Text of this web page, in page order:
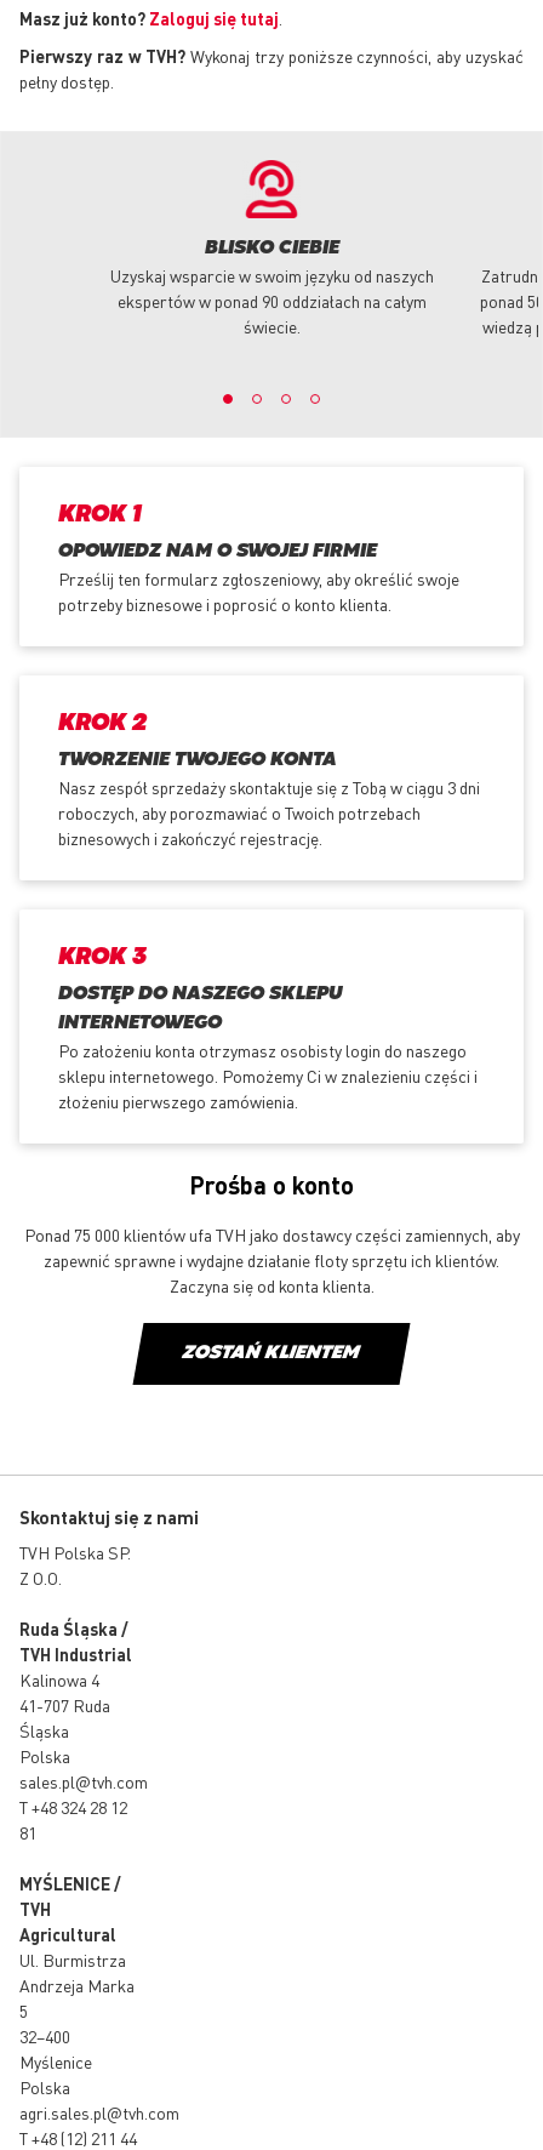
Masz już konto? Zaloguj się tutaj
Pierwszy raz w TVH? Wykonaj trzy poniższe czynności, aby uzyskać
pełny dostęp.
BLISKO CIEBIE
Uzyskaj wsparcie w swoim języku od naszych
ekspertów w ponad 90 oddziałach na całym
świecie.
ponad
wiedzą
KROK 1
OPOWIEDZ NAM O SWOJEJ FIRMIE
Prześlij ten formularz zgłoszeniowy, aby określić swoje
potrzeby biznesowe i poprosić o konto klienta.
KROK 2
TWORZENIE TWOJEGO KONTA
Nasz zespół sprzedaży skontaktuje się z Tobą w ciągu 3 dni
roboczych, aby porozmawiać o Twoich potrzebach
biznesowych i zakończyć rejestrację.
KROK 3
DOSTĘP DO NASZEGO SKLEPU
INTERNETOWEGO
Po założeniu konta otrzymasz osobisty login do naszego
sklepu internetowego. Pomożemy Ci w znalezieniu części i
złożeniu pierwszego zamówienia.
Prośba o konto
Ponad 75 000 klientów ufa TVH jako dostawcy części zamiennych, aby
zapewnić sprawne i wydajne działanie floty sprzętu ich klientów.
Zaczyna się od konta klienta.
ZOSTAŃ KLIENTEM
Skontaktuj się z nami
TVH Polska SP.
Z O.O.
Ruda Śląska /
TVH Industrial
Kalinowa 4
41-707 Ruda
Śląska
Polska
sales.pl@tvh.com
T+48 324 28 12
81
MYŚLENICE /
TVH
Agricultural
Ul. Burmistrza
Andrzeja Marka
5
32–400
Myślenice
Polska
agri.sales.pl@tvh.com
T+48 (12) 211 44